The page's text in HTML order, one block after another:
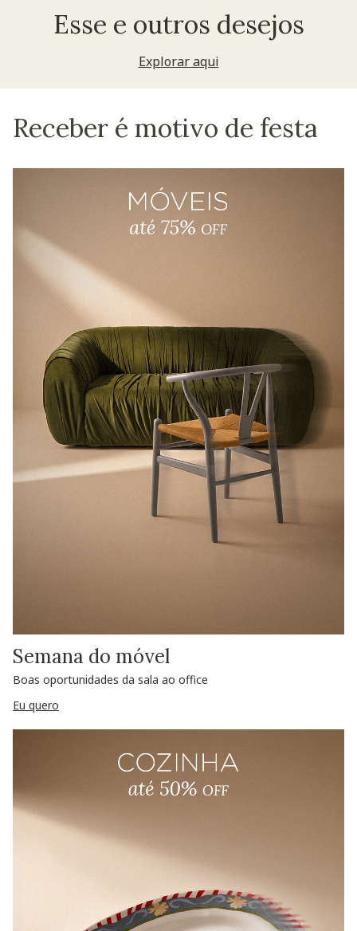
Esse e outros desejos
Explorar aqui
Receber é motivo de festa
Semana do móvel
Boas oportunidades da sala ao office
Eu quero